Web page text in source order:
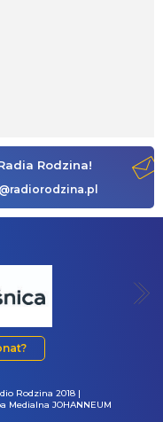
Rodzina!
Rodzina 2018 |
Medialna JOHANNEUM